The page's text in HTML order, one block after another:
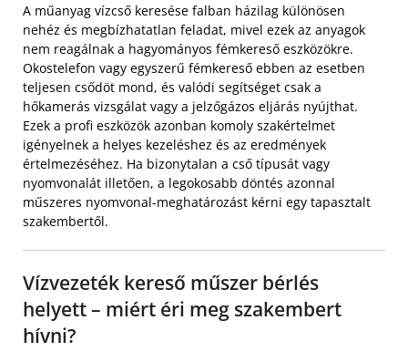
A műanyag vízcső keresése falban házilag különösen
nehéz és megbízhatatlan feladat, mivel ezek az anyagok
nem reagálnak a hagyományos fémkereső eszközökre.
Okostelefon vagy egyszerű fémkereső ebben az esetben
teljesen csődöt mond, és valódi segítséget csak a
hőkamerás vizsgálat vagy a jelzőgázos eljárás nyújthat.
Ezek a profi eszközök azonban komoly szakértelmet
igényelnek a helyes kezeléshez és az eredmények
értelmezéséhez. Ha bizonytalan a cső típusát vagy
nyomvonalát illetően, a legokosabb döntés azonnal
műszeres nyomvonal-meghatározást kérni egy tapasztalt
szakembertől.
Vízvezeték kereső műszer bérlés
helyett – miért éri meg szakembert
hívni?